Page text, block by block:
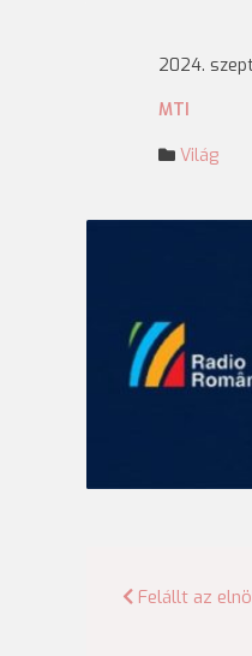
2024.
MTI
Világ
Felállt az